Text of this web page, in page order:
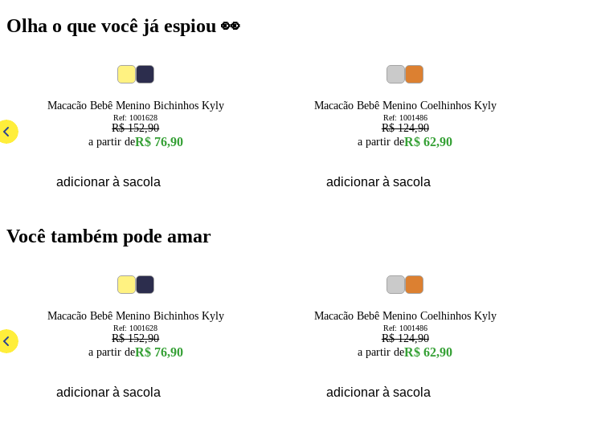
Olha o que você já espiou 👀
Macacão Bebê Menino Bichinhos Kyly
Ref: 1001628
R$ 152,90
a partir deR$ 76,90
adicionar à sacola
Macacão Bebê Menino Coelhinhos Kyly
Ref: 1001486
R$ 124,90
a partir deR$ 62,90
adicionar à sacola
Você também pode amar
Macacão Bebê Menino Bichinhos Kyly
Ref: 1001628
R$ 152,90
a partir deR$ 76,90
adicionar à sacola
Macacão Bebê Menino Coelhinhos Kyly
Ref: 1001486
R$ 124,90
a partir deR$ 62,90
adicionar à sacola